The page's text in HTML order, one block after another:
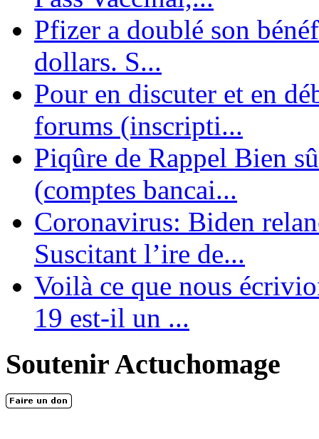
Pfizer a doublé son
dollars. S...
Pour en discuter et en
forums (inscripti...
Piqûre de Rappel Bien
(comptes bancai...
Coronavirus: Biden
Suscitant l’ire de...
Voilà ce que nous
19 est-il un ...
Soutenir Actuchomage